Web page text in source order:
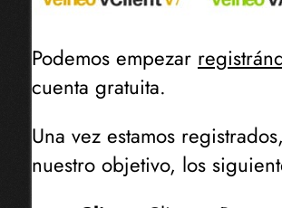
Podemos empezar
cuenta gratuita.
Una vez estamos
nuestro objetivo, los